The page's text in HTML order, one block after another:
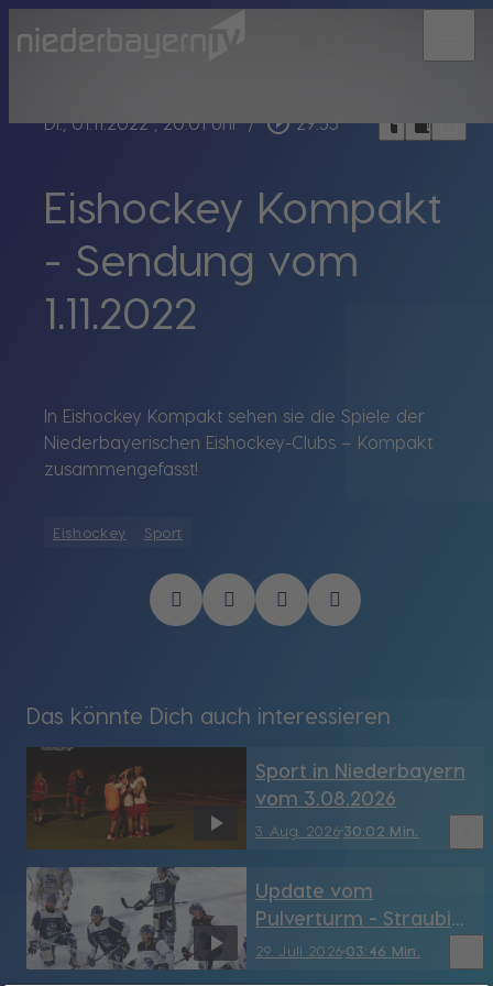
Di., 01.11.2022, 20:01 Uhr / play_circle_outline 29:55 headphones chrome_reader_mode
Eishockey Kompakt
- Sendung vom
1.11.2022
In Eishockey Kompakt sehen sie die Spiele der
Niederbayerischen Eishockey-Clubs – Kompakt
zusammengefasst!
Eishockey Sport
Das könnte Dich auch interessieren
3. Aug. 202630:02 Min.
Sport in Niederbayern
vom 3.08.2026
29. Juli 202603:46 Min.
Update vom
Pulverturm - Straubing
Tigers sind zurück auf